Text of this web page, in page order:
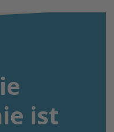
ist